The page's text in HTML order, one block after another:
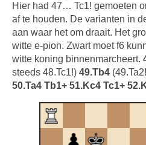
Hier had 47… Tc1! gemoeten
af te houden. De varianten in
aan waar het om draait. Het
witte e-pion. Zwart moet f6
witte koning binnenmarcheert.
steeds 48.Tc1!) 49.Tb4
50.Ta4 Tb1+ 51.Kc4 Tc1+